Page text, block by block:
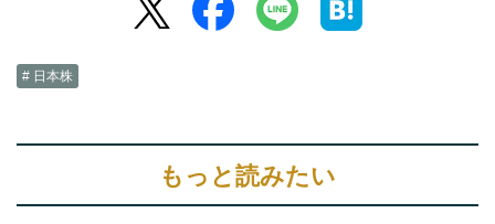
# 日本株
もっと読みたい